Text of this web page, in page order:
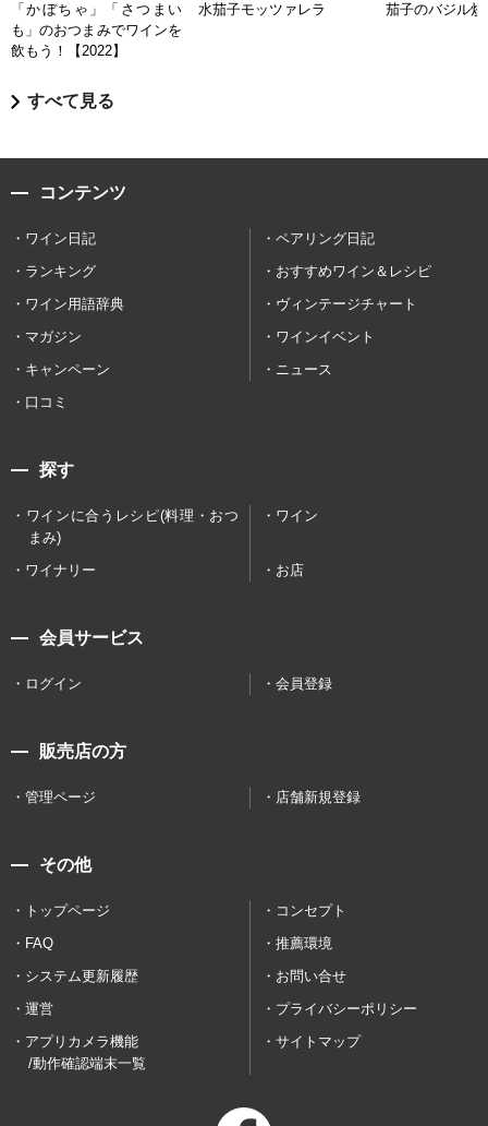
「かぼちゃ」「さつまい
も」のおつまみでワインを
飲もう！【2022】
水茄子モッツァレラ 茄子のバジル炒
すべて見る
コンテンツ
ワイン日記
ペアリング日記
ランキング
おすすめワイン＆レシピ
ワイン用語辞典
ヴィンテージチャート
マガジン
ワインイベント
キャンペーン
ニュース
口コミ
探す
ワインに合うレシピ(料理・おつ
まみ)
ワイン
ワイナリー お店
会員サービス
ログイン 会員登録
販売店の方
管理ページ 店舗新規登録
その他
トップページ
コンセプト
FAQ
推薦環境
システム更新履歴
お問い合せ
運営
プライバシーポリシー
アプリカメラ機能
/動作確認端末一覧
サイトマップ